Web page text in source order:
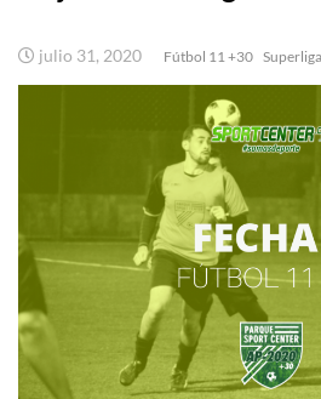
julio 31, 2020 Fútbol 11 +30